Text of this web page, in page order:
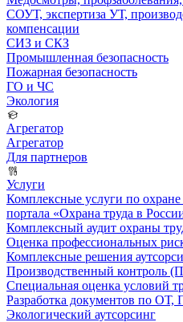
СОУТ, экспертиза УТ,
компенсации
СИЗ и СКЗ
Промышленная безопасность
Пожарная безопасность
ГО и ЧС
Экология
Агрегатор
Агрегатор
Для партнеров
Услуги
Комплексные услуги по
портала «Охрана труда в
Комплексный аудит охраны
Оценка профессиональных
Комплексные решения
Производственный контроль
Специальная оценка условий
Разработка документов по
Экологический аутсорсинг